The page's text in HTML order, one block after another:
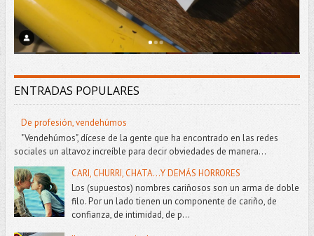
ENTRADAS POPULARES
De profesión, vendehúmos
"Vendehúmos", dícese de la gente que ha encontrado en las redes
sociales un altavoz increíble para decir obviedades de manera...
CARI, CHURRI, CHATA...Y DEMÁS HORRORES
Los (supuestos) nombres cariñosos son un arma de doble
filo. Por un lado tienen un componente de cariño, de
confianza, de intimidad, de p...